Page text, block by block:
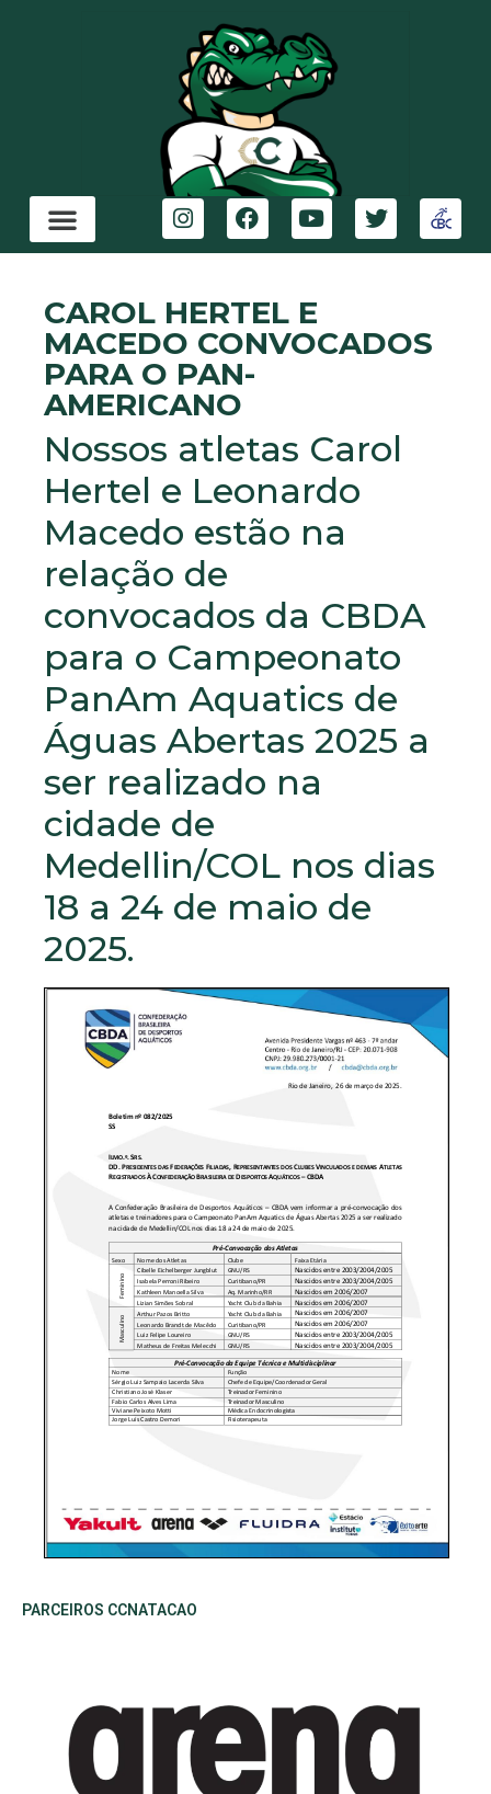
CAROL HERTEL E
MACEDO CONVOCADOS
PARA O PAN-
AMERICANO
Nossos atletas Carol
Hertel e Leonardo
Macedo estão na
relação de
convocados da CBDA
para o Campeonato
PanAm Aquatics de
Águas Abertas 2025 a
ser realizado na
cidade de
Medellin/COL nos dias
18 a 24 de maio de
2025.
PARCEIROS CCNATACAO